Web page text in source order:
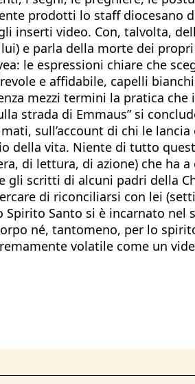
prodotti lo staff diocesano
inserti video. Con, talvolta,
e parla della morte dei
le espressioni chiare che
e affidabile, capelli
mezzi termini la pratica
strada di Emmaus” si
sull’account di chi le
della vita. Niente di tutto
di lettura, di azione) che ha
scritti di alcuni padri della
di riconciliarsi con lei
Santo si è incarnato nel
né, tantomeno, per lo
volatile come un